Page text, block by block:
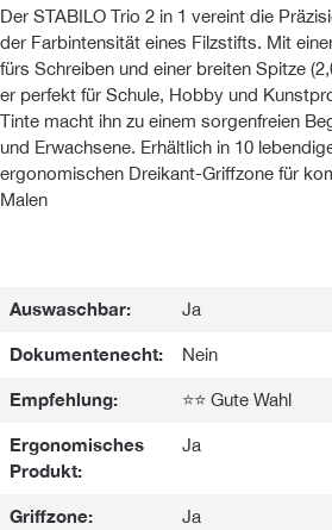
Der STABILO Trio 2 in 1 vereint die
der Farbintensität eines Filzstifts. Mit
fürs Schreiben und einer breiten Spitze
er perfekt für Schule, Hobby und
Tinte macht ihn zu einem sorgenfreien
und Erwachsene. Erhältlich in 10
ergonomischen Dreikant-Griffzone für
Malen
Auswaschbar: Ja
Dokumentenecht: Nein
Empfehlung: ⭐⭐ Gute Wahl
Ergonomisches
Produkt:
Ja
Griffzone: Ja